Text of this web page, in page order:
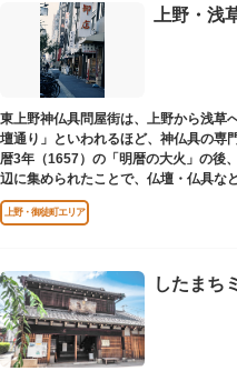
形民俗文化財に指定されています。
富士山に合わせて、お山開きが行わ
ができます。
【Twitter】https://twitter.com/
上野・浅
東上野神仏具問屋街は、上野から浅草
壇通り」といわれるほど、神仏具の専
暦3年（1657）の「明暦の大火」の後
辺に集められたことで、仏壇・仏具な
た。
上野・御徒町エリア